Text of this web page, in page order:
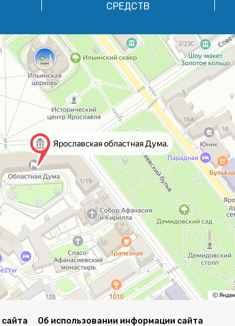
СРЕДСТВ
сайта Об использовании информации сайта